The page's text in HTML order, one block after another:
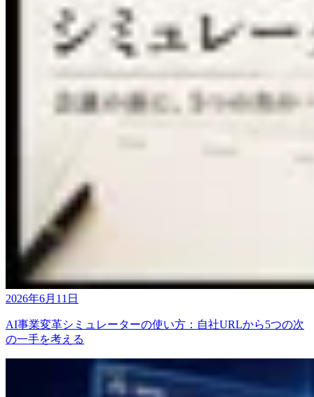
2026年6月11日
AI事業変革シミュレーターの使い方：自社URLから5つの次
の一手を考える